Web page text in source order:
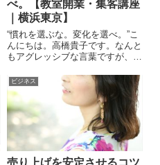
べ。【教室開業・集客講座
｜横浜東京】
“慣れを選ぶな。変化を選べ。”こ
んにちは。高橋貴子です。なんと
もアグレッシブな言葉ですが、こ
ません。ｗ気に入ったので、本日
のテーマに採用させていただきま
した。＾＾ノーシンアイ頭痛薬の
ＣＭなんですね。ＣＭ全編はこ...
ビジネス
売り上げを安定させるコツ